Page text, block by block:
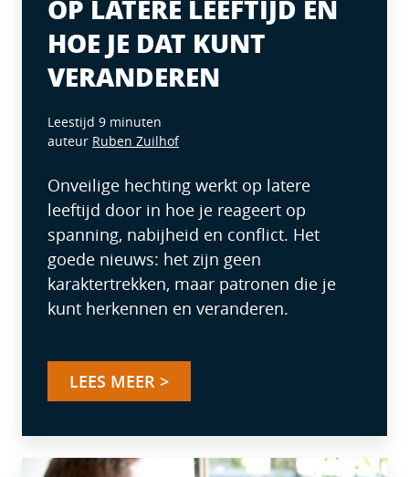
OP LATERE LEEFTIJD EN
HOE JE DAT KUNT
VERANDEREN
Leestijd 9 minuten
auteur Ruben Zuilhof
Onveilige hechting werkt op latere
leeftijd door in hoe je reageert op
spanning, nabijheid en conflict. Het
goede nieuws: het zijn geen
karaktertrekken, maar patronen die je
kunt herkennen en veranderen.
LEES MEER >